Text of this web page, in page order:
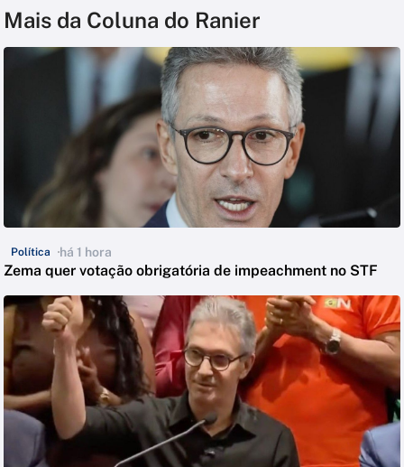
Mais da Coluna do Ranier
Política há 1 hora
Zema quer votação obrigatória de impeachment no STF